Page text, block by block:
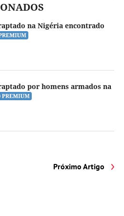
na Nigéria encontrado
por homens armados na
Próximo Artigo